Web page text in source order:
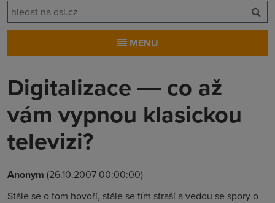
MENU
Digitalizace ― co až
vám vypnou klasickou
televizi?
Anonym (26.10.2007 00:00:00)
Stále se o tom hovoří, stále se tím straší a vedou se spory o